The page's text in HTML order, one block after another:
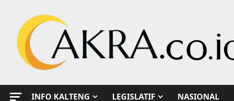
content
INFO KALTENG LEGISLATIF NASIONAL